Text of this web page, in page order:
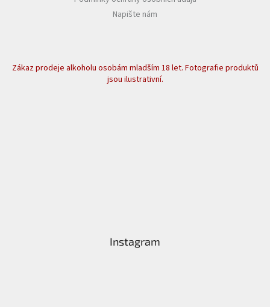
Napište nám
Zákaz prodeje alkoholu osobám mladším 18 let. Fotografie produktů
jsou ilustrativní.
Instagram